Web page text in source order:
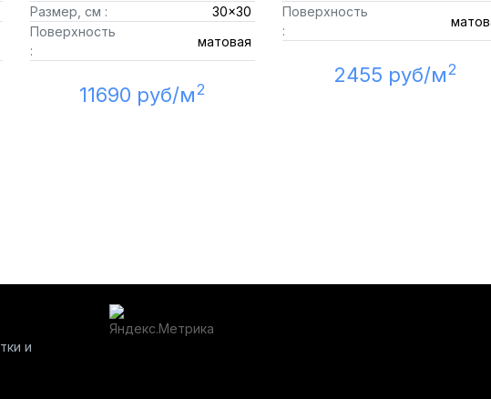
Размер, см :
30x30
Поверхность
:
матовая
11690 руб/м2
Поверхность
:
2455 руб/м2
и